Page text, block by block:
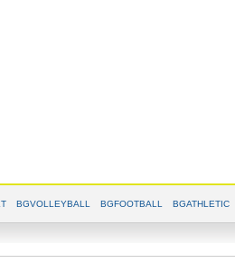
BGVOLLEYBALL BGFOOTBALL BGATHLETIC